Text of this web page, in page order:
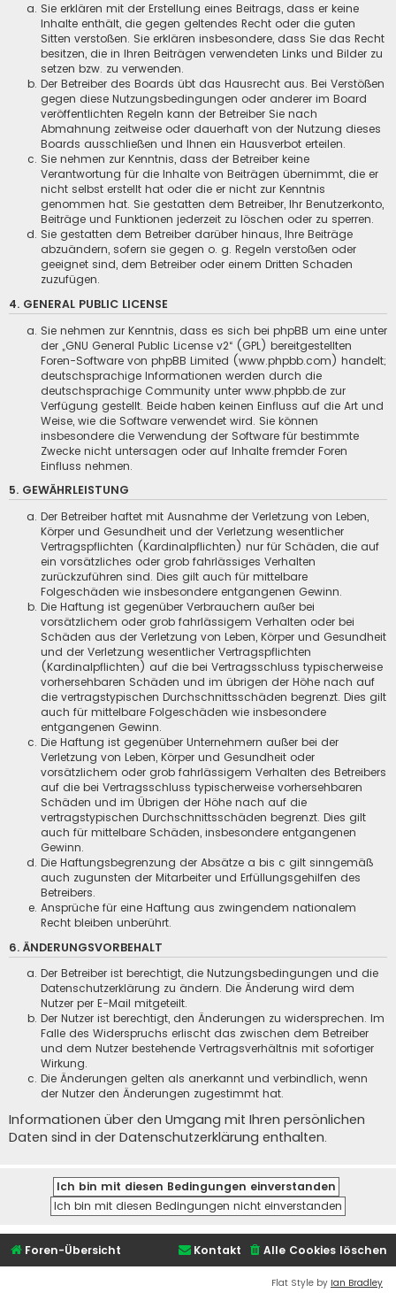
Sie erklären mit der Erstellung eines Beitrags, dass er keine
Inhalte enthält, die gegen geltendes Recht oder die guten
Sitten verstoßen. Sie erklären insbesondere, dass Sie das Recht
besitzen, die in Ihren Beiträgen verwendeten Links und Bilder zu
setzen bzw. zu verwenden.
Der Betreiber des Boards übt das Hausrecht aus. Bei Verstößen
gegen diese Nutzungsbedingungen oder anderer im Board
veröffentlichten Regeln kann der Betreiber Sie nach
Abmahnung zeitweise oder dauerhaft von der Nutzung dieses
Boards ausschließen und Ihnen ein Hausverbot erteilen.
Sie nehmen zur Kenntnis, dass der Betreiber keine
Verantwortung für die Inhalte von Beiträgen übernimmt, die er
nicht selbst erstellt hat oder die er nicht zur Kenntnis
genommen hat. Sie gestatten dem Betreiber, Ihr Benutzerkonto,
Beiträge und Funktionen jederzeit zu löschen oder zu sperren.
Sie gestatten dem Betreiber darüber hinaus, Ihre Beiträge
abzuändern, sofern sie gegen o. g. Regeln verstoßen oder
geeignet sind, dem Betreiber oder einem Dritten Schaden
zuzufügen.
4. GENERAL PUBLIC LICENSE
Sie nehmen zur Kenntnis, dass es sich bei phpBB um eine unter
der „GNU General Public License v2“ (GPL) bereitgestellten
Foren-Software von phpBB Limited (www.phpbb.com) handelt;
deutschsprachige Informationen werden durch die
deutschsprachige Community unter www.phpbb.de zur
Verfügung gestellt. Beide haben keinen Einfluss auf die Art und
Weise, wie die Software verwendet wird. Sie können
insbesondere die Verwendung der Software für bestimmte
Zwecke nicht untersagen oder auf Inhalte fremder Foren
Einfluss nehmen.
5. GEWÄHRLEISTUNG
Der Betreiber haftet mit Ausnahme der Verletzung von Leben,
Körper und Gesundheit und der Verletzung wesentlicher
Vertragspflichten (Kardinalpflichten) nur für Schäden, die auf
ein vorsätzliches oder grob fahrlässiges Verhalten
zurückzuführen sind. Dies gilt auch für mittelbare
Folgeschäden wie insbesondere entgangenen Gewinn.
Die Haftung ist gegenüber Verbrauchern außer bei
vorsätzlichem oder grob fahrlässigem Verhalten oder bei
Schäden aus der Verletzung von Leben, Körper und Gesundheit
und der Verletzung wesentlicher Vertragspflichten
(Kardinalpflichten) auf die bei Vertragsschluss typischerweise
vorhersehbaren Schäden und im übrigen der Höhe nach auf
die vertragstypischen Durchschnittsschäden begrenzt. Dies gilt
auch für mittelbare Folgeschäden wie insbesondere
entgangenen Gewinn.
Die Haftung ist gegenüber Unternehmern außer bei der
Verletzung von Leben, Körper und Gesundheit oder
vorsätzlichem oder grob fahrlässigem Verhalten des Betreibers
auf die bei Vertragsschluss typischerweise vorhersehbaren
Schäden und im Übrigen der Höhe nach auf die
vertragstypischen Durchschnittsschäden begrenzt. Dies gilt
auch für mittelbare Schäden, insbesondere entgangenen
Gewinn.
Die Haftungsbegrenzung der Absätze a bis c gilt sinngemäß
auch zugunsten der Mitarbeiter und Erfüllungsgehilfen des
Betreibers.
Ansprüche für eine Haftung aus zwingendem nationalem
Recht bleiben unberührt.
6. ÄNDERUNGSVORBEHALT
Der Betreiber ist berechtigt, die Nutzungsbedingungen und die
Datenschutzerklärung zu ändern. Die Änderung wird dem
Nutzer per E-Mail mitgeteilt.
Der Nutzer ist berechtigt, den Änderungen zu widersprechen. Im
Falle des Widerspruchs erlischt das zwischen dem Betreiber
und dem Nutzer bestehende Vertragsverhältnis mit sofortiger
Wirkung.
Die Änderungen gelten als anerkannt und verbindlich, wenn
der Nutzer den Änderungen zugestimmt hat.
Informationen über den Umgang mit Ihren persönlichen
Daten sind in der Datenschutzerklärung enthalten.
Foren-Übersicht Alle Cookies löschen
Kontakt
Flat Style by Ian Bradley